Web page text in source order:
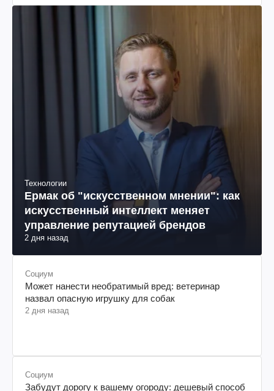
Технологии
Ермак об "искусственном мнении": как
искусственный интеллект меняет
управление репутацией брендов
2 дня назад
Социум
Может нанести необратимый вред: ветеринар
назвал опасную игрушку для собак
2 дня назад
Социум
Забудут дорогу к вашему огороду: дешевый способ